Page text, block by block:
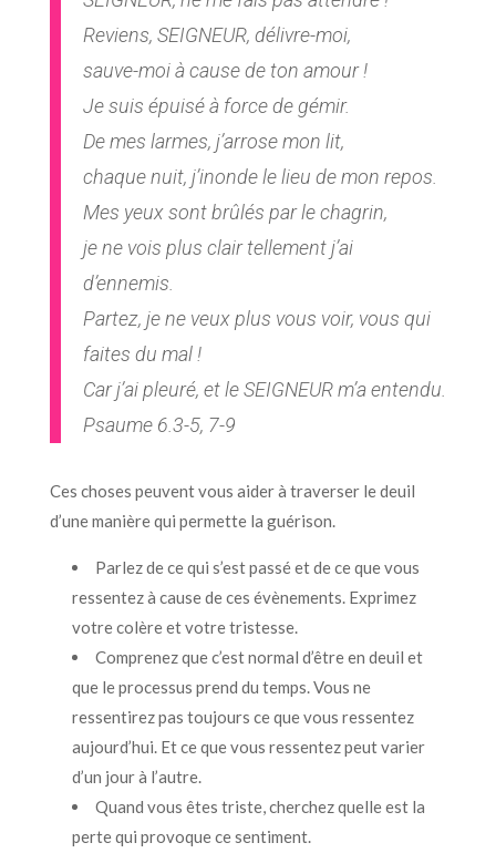
Reviens, SEIGNEUR, délivre-moi,
sauve-moi à cause de ton amour !
Je suis épuisé à force de gémir.
De mes larmes, j’arrose mon lit,
chaque nuit, j’inonde le lieu de mon repos.
Mes yeux sont brûlés par le chagrin,
je ne vois plus clair tellement j’ai
d’ennemis.
Partez, je ne veux plus vous voir, vous qui
faites du mal !
Car j’ai pleuré, et le SEIGNEUR m’a entendu.
Psaume 6.3-5, 7-9
Ces choses peuvent vous aider à traverser le deuil
d’une manière qui permette la guérison.
Parlez de ce qui s’est passé et de ce que vous
ressentez à cause de ces évènements. Exprimez
votre colère et votre tristesse.
Comprenez que c’est normal d’être en deuil et
que le processus prend du temps. Vous ne
ressentirez pas toujours ce que vous ressentez
aujourd’hui. Et ce que vous ressentez peut varier
d’un jour à l’autre.
Quand vous êtes triste, cherchez quelle est la
perte qui provoque ce sentiment.